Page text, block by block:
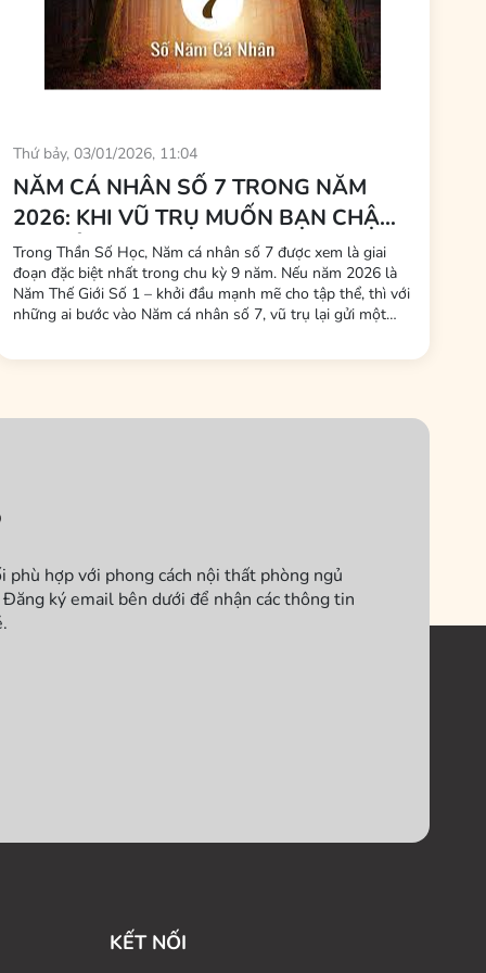
Thứ bảy, 03/01/2026, 11:04
NĂM CÁ NHÂN SỐ 7 TRONG NĂM
2026: KHI VŨ TRỤ MUỐN BẠN CHẬM
LẠI ĐỂ THỨC TỈNH
Trong Thần Số Học, Năm cá nhân số 7 được xem là giai
đoạn đặc biệt nhất trong chu kỳ 9 năm. Nếu năm 2026 là
Năm Thế Giới Số 1 – khởi đầu mạnh mẽ cho tập thể, thì với
những ai bước vào Năm cá nhân số 7, vũ trụ lại gửi một
thành tựu bên ngoài, mà là lúc quay về bên trong để hiểu
hợp với phong cách nội thất phòng ngủ
ký email bên dưới để nhận các thông tin
KẾT NỐI